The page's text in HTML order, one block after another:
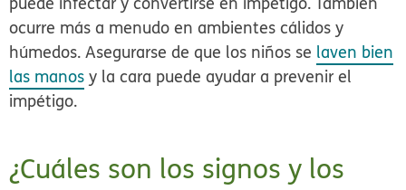
ocurre más a menudo en ambientes cálidos y
húmedos. Asegurarse de que los niños se laven bien
las manos y la cara puede ayudar a prevenir el
impétigo.
¿Cuáles son los signos y los